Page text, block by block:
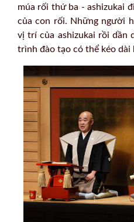
múa rối thứ ba - ashizukai
của con rối. Những người
vị trí của ashizukai rồi dần
trình đào tạo có thể kéo dài